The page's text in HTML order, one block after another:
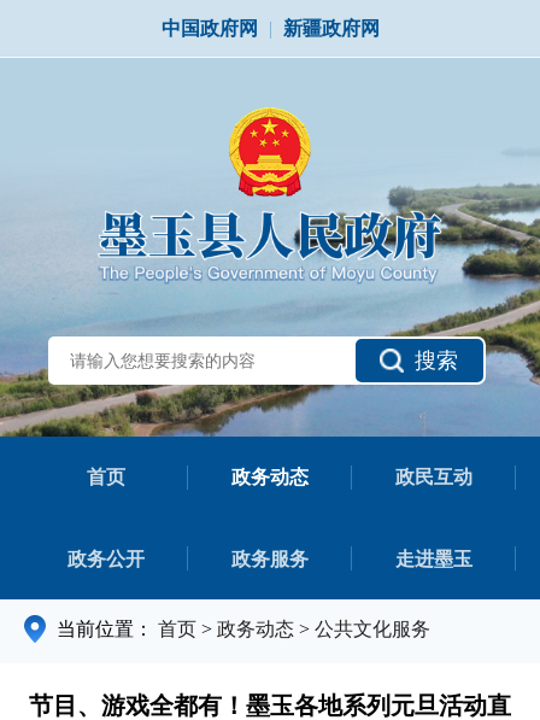
中国政府网 | 新疆政府网
搜索
首页 政务动态 政民互动
政务公开 政务服务 走进墨玉
当前位置： 首页 > 政务动态 > 公共文化服务
节目、游戏全都有！墨玉各地系列元旦活动直